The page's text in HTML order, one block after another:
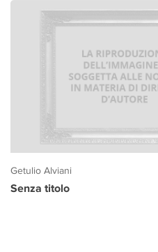
Getulio Alviani
Senza titolo